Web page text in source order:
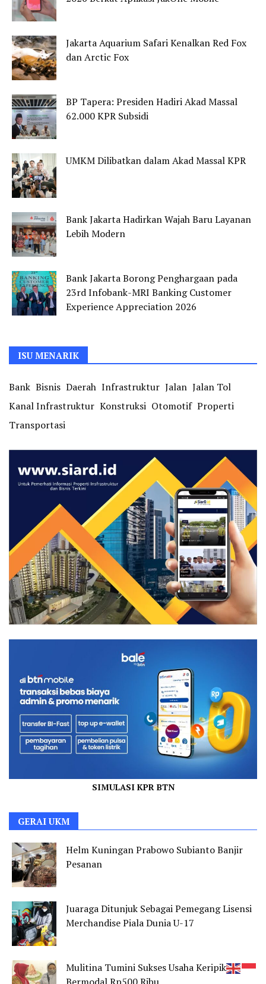
Jakarta Aquarium Safari Kenalkan Red Fox
dan Arctic Fox
BP Tapera: Presiden Hadiri Akad Massal
62.000 KPR Subsidi
UMKM Dilibatkan dalam Akad Massal KPR
Bank Jakarta Hadirkan Wajah Baru Layanan
Lebih Modern
Bank Jakarta Borong Penghargaan pada
23rd Infobank-MRI Banking Customer
Experience Appreciation 2026
ISU MENARIK
Bank Bisnis Daerah Infrastruktur Jalan Jalan Tol
Kanal Infrastruktur Konstruksi Otomotif Properti
Transportasi
SIMULASI KPR BTN
GERAI UKM
Helm Kuningan Prabowo Subianto Banjir
Pesanan
Juaraga Ditunjuk Sebagai Pemegang Lisensi
Merchandise Piala Dunia U-17
Mulitina Tumini Sukses Usaha Keripik